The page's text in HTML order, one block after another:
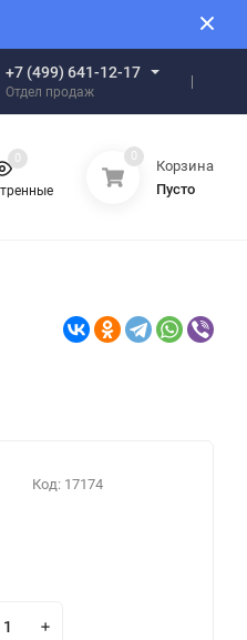
+7 (499) 641-12-17
Отдел продаж
0 0
Корзина
Пусто
Код: 17174